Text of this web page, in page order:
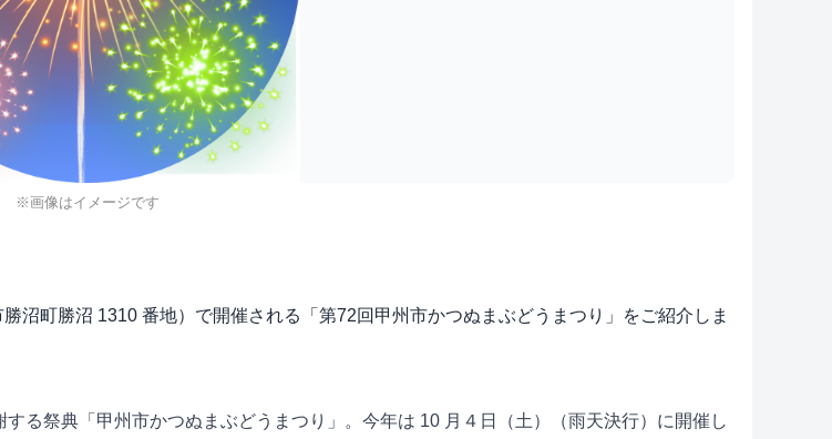
※画像はイメージです
沼町勝沼 1310 番地）で開催される「第72回甲州市かつぬまぶどうまつり」をご紹介しま
る祭典「甲州市かつぬまぶどうまつり」。今年は 10 月４日（土）（雨天決行）に開催し